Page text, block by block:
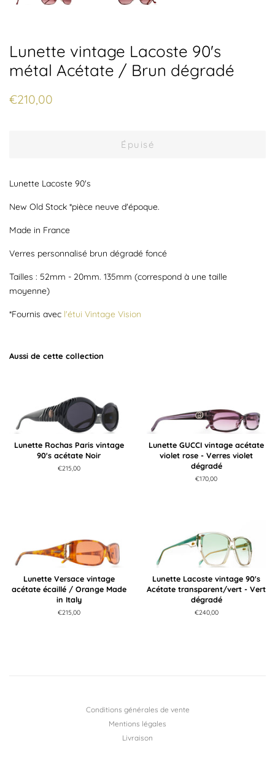
Lunette vintage Lacoste 90's
métal Acétate / Brun dégradé
Prix
€210,00
Épuisé
Lunette Lacoste 90's
New Old Stock *pièce neuve d'époque.
Made in France
Verres personnalisé brun dégradé foncé
Tailles : 52mm - 20mm. 135mm (correspond à une taille
moyenne)
*Fournis avec l'étui Vintage Vision
Aussi de cette collection
Lunette Rochas Paris vintage
90's acétate Noir
Prix
€215,00
Lunette GUCCI vintage acétate
violet rose - Verres violet
dégradé
Prix
€170,00
Lunette Versace vintage
acétate écaillé / Orange Made
in Italy
Prix
€215,00
Lunette Lacoste vintage 90's
Acétate transparent/vert - Vert
dégradé
Prix
€240,00
Conditions générales de vente
Mentions légales
Livraison